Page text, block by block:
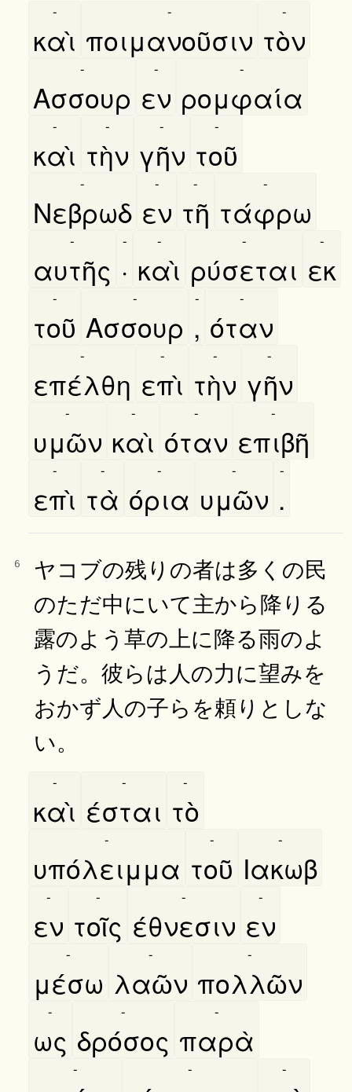
καὶ
-
ποιμανοῦσιν
-
τὸν
-
Ασσουρ
-
εν
-
ρομφαία
-
καὶ
-
τὴν
-
γῆν
-
τοῦ
-
Νεβρωδ
-
εν
-
τῆ
-
τάφρω
-
αυτῆς
-
·
-
καὶ
-
ρύσεται
-
εκ
-
τοῦ
-
Ασσουρ
-
,
-
όταν
-
επέλθη
-
επὶ
-
τὴν
-
γῆν
-
υμῶν
-
καὶ
-
όταν
-
επιβῆ
-
επὶ
-
τὰ
-
όρια
-
υμῶν
-
.
-
6
ヤコブの残りの者は多くの民
のただ中にいて主から降りる
露のよう草の上に降る雨のよ
うだ。彼らは人の力に望みを
おかず人の子らを頼りとしな
い。
καὶ
-
έσται
-
τὸ
-
υπόλειμμα
-
τοῦ
-
Ιακωβ
-
εν
-
τοῖς
-
έθνεσιν
-
εν
-
μέσω
-
λαῶν
-
πολλῶν
-
ως
-
δρόσος
-
παρὰ
-
- - -